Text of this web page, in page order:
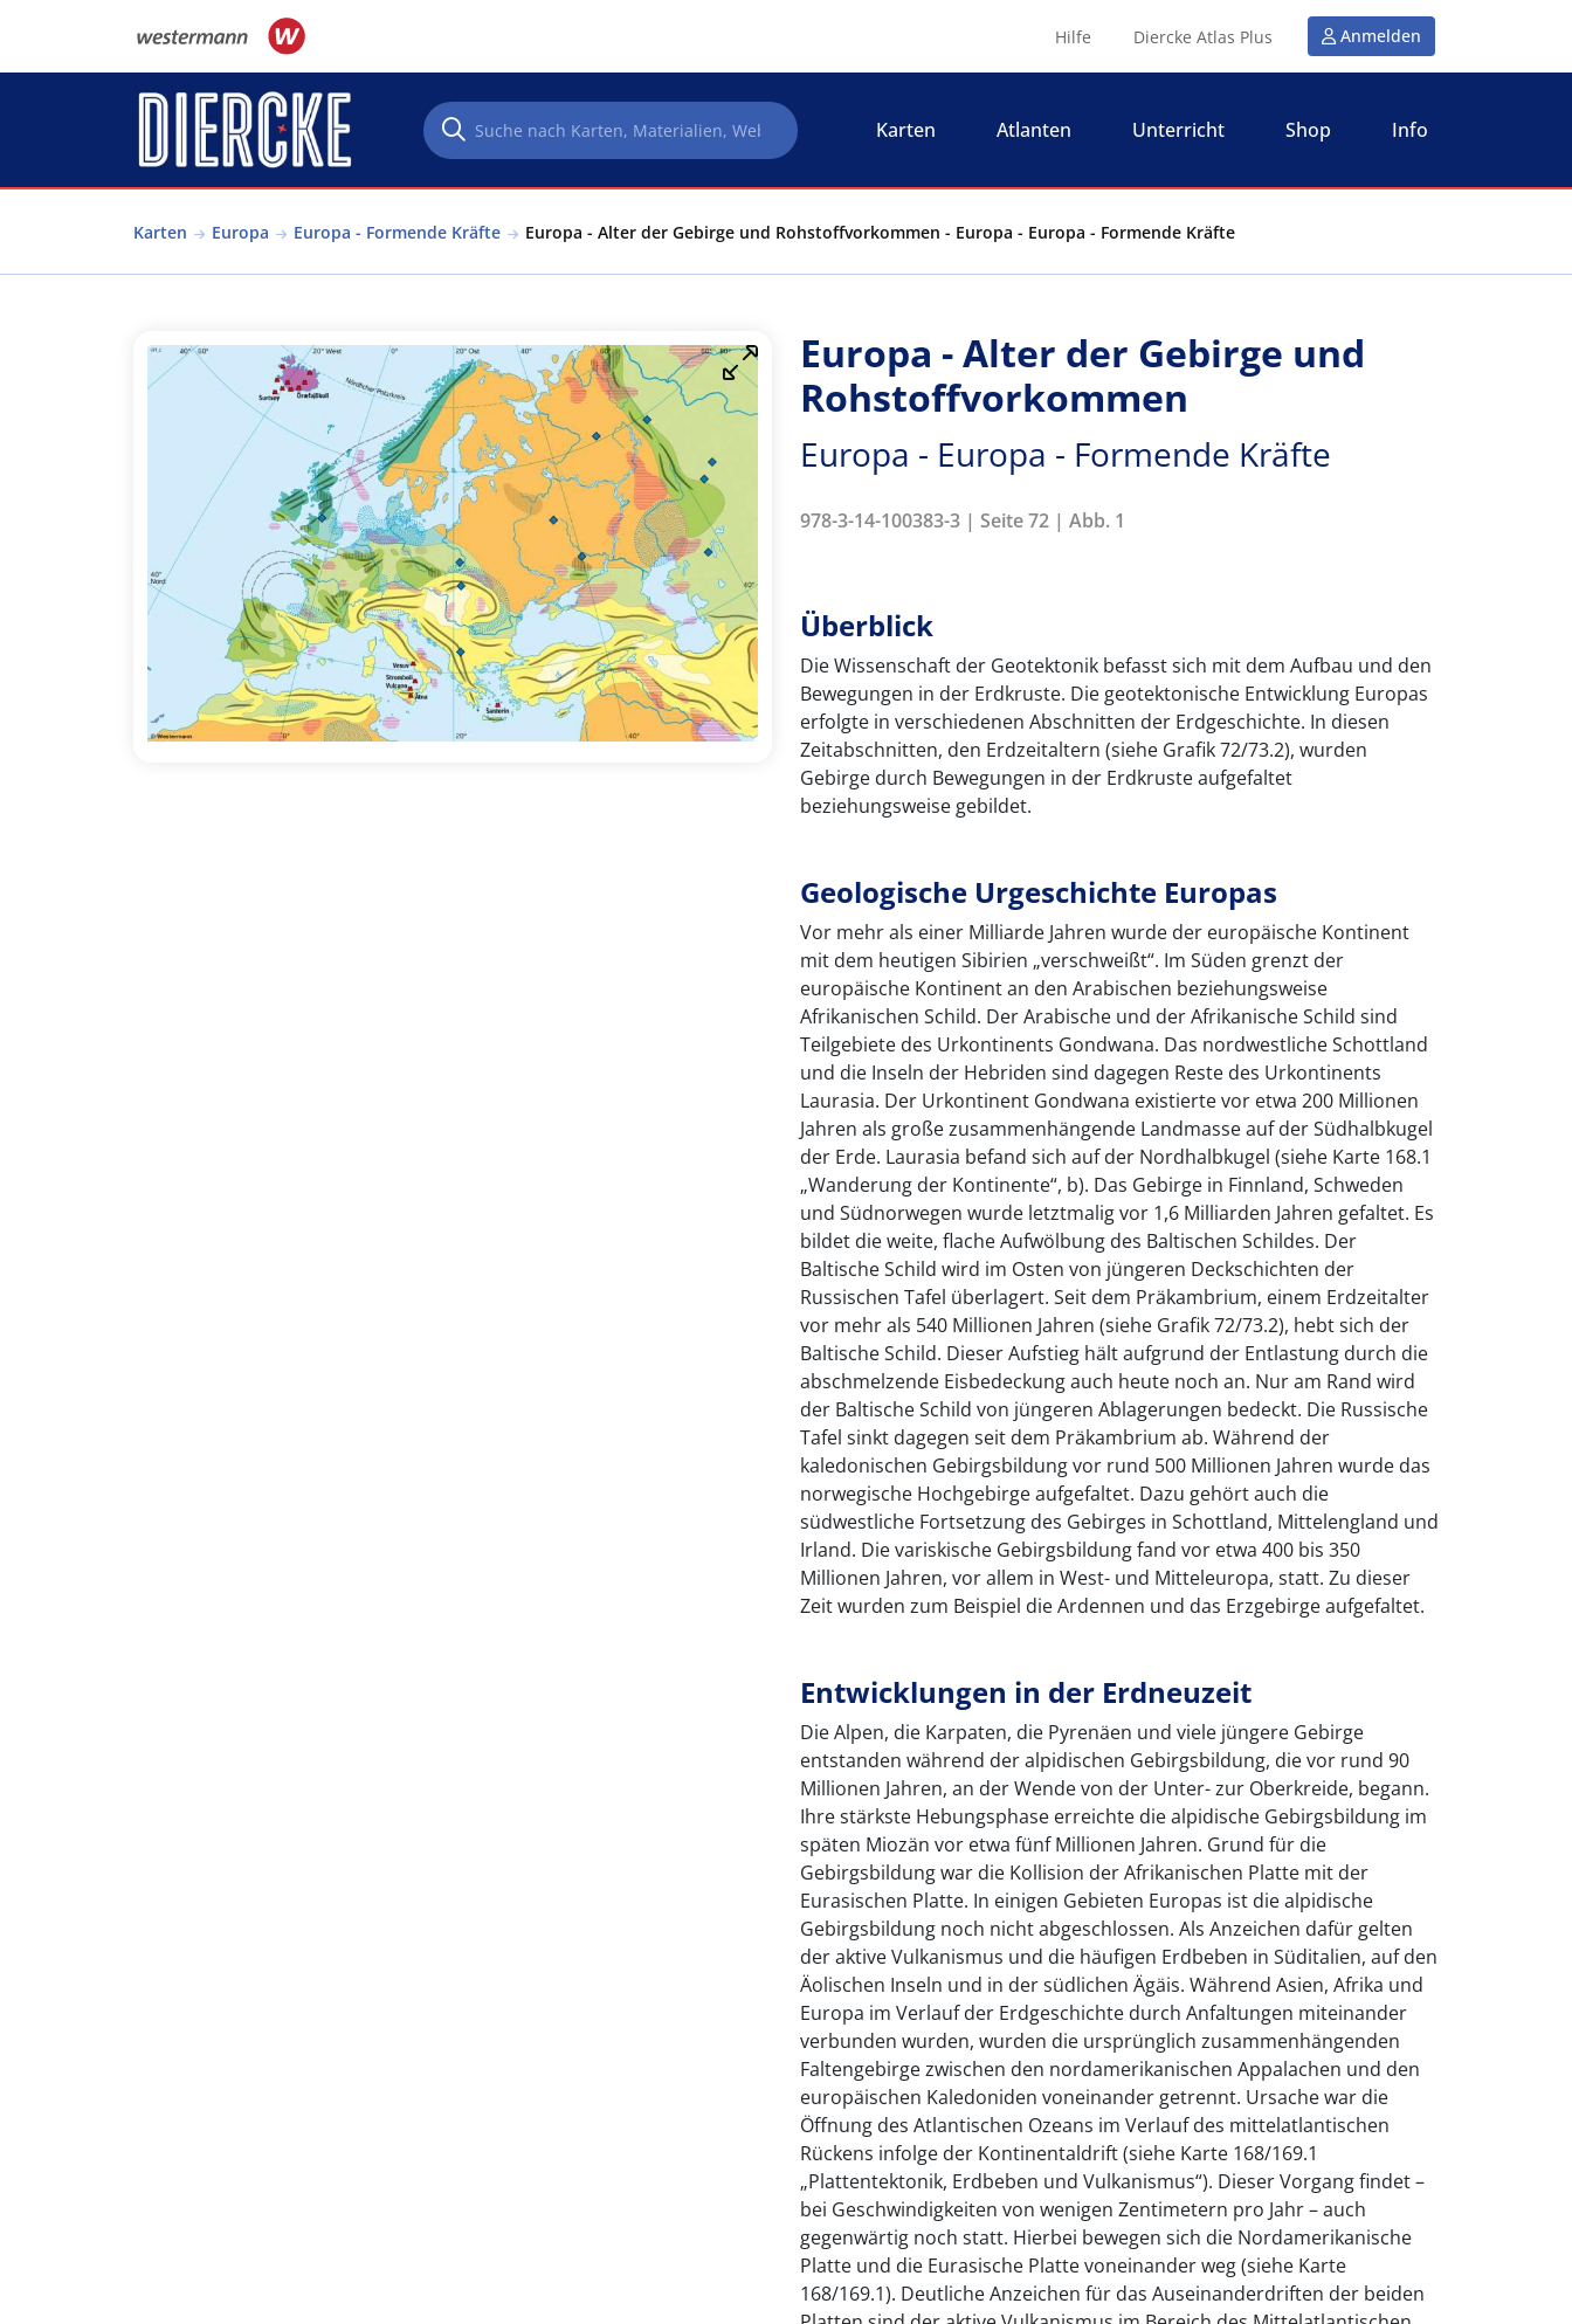
Hilfe Diercke Atlas Plus Anmelden
Karten Atlanten Unterricht Shop Info
Karten Europa Europa - Formende Kräfte Europa - Alter der Gebirge und Rohstoffvorkommen - Europa - Europa - Formende Kräfte
Europa - Alter der Gebirge und
Rohstoffvorkommen
Europa - Europa - Formende Kräfte
978-3-14-100383-3 | Seite 72 | Abb. 1
Überblick
Die Wissenschaft der Geotektonik befasst sich mit dem Aufbau und den
Bewegungen in der Erdkruste. Die geotektonische Entwicklung Europas
erfolgte in verschiedenen Abschnitten der Erdgeschichte. In diesen
Zeitabschnitten, den Erdzeitaltern (siehe Grafik 72/73.2), wurden
Gebirge durch Bewegungen in der Erdkruste aufgefaltet
beziehungsweise gebildet.
Geologische Urgeschichte Europas
Vor mehr als einer Milliarde Jahren wurde der europäische Kontinent
mit dem heutigen Sibirien „verschweißt“. Im Süden grenzt der
europäische Kontinent an den Arabischen beziehungsweise
Afrikanischen Schild. Der Arabische und der Afrikanische Schild sind
Teilgebiete des Urkontinents Gondwana. Das nordwestliche Schottland
und die Inseln der Hebriden sind dagegen Reste des Urkontinents
Laurasia. Der Urkontinent Gondwana existierte vor etwa 200 Millionen
Jahren als große zusammenhängende Landmasse auf der Südhalbkugel
der Erde. Laurasia befand sich auf der Nordhalbkugel (siehe Karte 168.1
„Wanderung der Kontinente“, b). Das Gebirge in Finnland, Schweden
und Südnorwegen wurde letztmalig vor 1,6 Milliarden Jahren gefaltet. Es
bildet die weite, flache Aufwölbung des Baltischen Schildes. Der
Baltische Schild wird im Osten von jüngeren Deckschichten der
Russischen Tafel überlagert. Seit dem Präkambrium, einem Erdzeitalter
vor mehr als 540 Millionen Jahren (siehe Grafik 72/73.2), hebt sich der
Baltische Schild. Dieser Aufstieg hält aufgrund der Entlastung durch die
abschmelzende Eisbedeckung auch heute noch an. Nur am Rand wird
der Baltische Schild von jüngeren Ablagerungen bedeckt. Die Russische
Tafel sinkt dagegen seit dem Präkambrium ab. Während der
kaledonischen Gebirgsbildung vor rund 500 Millionen Jahren wurde das
norwegische Hochgebirge aufgefaltet. Dazu gehört auch die
südwestliche Fortsetzung des Gebirges in Schottland, Mittelengland und
Irland. Die variskische Gebirgsbildung fand vor etwa 400 bis 350
Millionen Jahren, vor allem in West- und Mitteleuropa, statt. Zu dieser
Zeit wurden zum Beispiel die Ardennen und das Erzgebirge aufgefaltet.
Entwicklungen in der Erdneuzeit
Die Alpen, die Karpaten, die Pyrenäen und viele jüngere Gebirge
entstanden während der alpidischen Gebirgsbildung, die vor rund 90
Millionen Jahren, an der Wende von der Unter- zur Oberkreide, begann.
Ihre stärkste Hebungsphase erreichte die alpidische Gebirgsbildung im
späten Miozän vor etwa fünf Millionen Jahren. Grund für die
Gebirgsbildung war die Kollision der Afrikanischen Platte mit der
Eurasischen Platte. In einigen Gebieten Europas ist die alpidische
Gebirgsbildung noch nicht abgeschlossen. Als Anzeichen dafür gelten
der aktive Vulkanismus und die häufigen Erdbeben in Süditalien, auf den
Äolischen Inseln und in der südlichen Ägäis. Während Asien, Afrika und
Europa im Verlauf der Erdgeschichte durch Anfaltungen miteinander
verbunden wurden, wurden die ursprünglich zusammenhängenden
Faltengebirge zwischen den nordamerikanischen Appalachen und den
europäischen Kaledoniden voneinander getrennt. Ursache war die
Öffnung des Atlantischen Ozeans im Verlauf des mittelatlantischen
Rückens infolge der Kontinentaldrift (siehe Karte 168/169.1
„Plattentektonik, Erdbeben und Vulkanismus“). Dieser Vorgang findet –
bei Geschwindigkeiten von wenigen Zentimetern pro Jahr – auch
gegenwärtig noch statt. Hierbei bewegen sich die Nordamerikanische
Platte und die Eurasische Platte voneinander weg (siehe Karte
168/169.1). Deutliche Anzeichen für das Auseinanderdriften der beiden